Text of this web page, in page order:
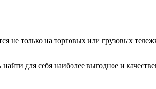
не только на торговых или грузовых
для себя наиболее выгодное и